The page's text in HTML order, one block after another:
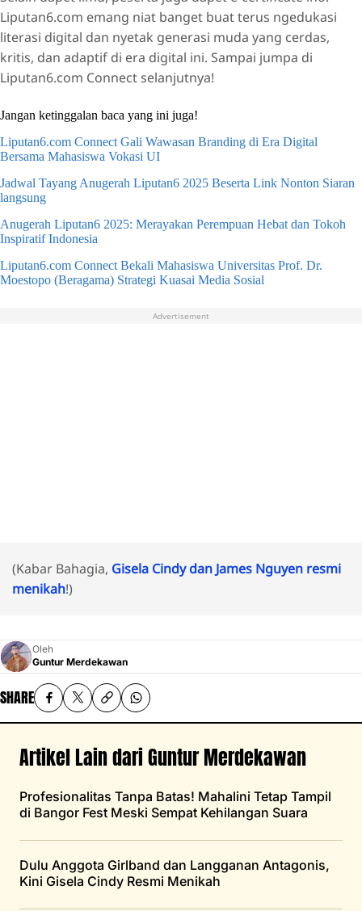
Liputan6.com emang niat banget buat terus ngedukasi
literasi digital dan nyetak generasi muda yang cerdas,
kritis, dan adaptif di era digital ini. Sampai jumpa di
Liputan6.com Connect selanjutnya!
Jangan ketinggalan baca yang ini juga!
Liputan6.com Connect Gali Wawasan Branding di Era Digital
Bersama Mahasiswa Vokasi UI
Jadwal Tayang Anugerah Liputan6 2025 Beserta Link Nonton Siaran
langsung
Anugerah Liputan6 2025: Merayakan Perempuan Hebat dan Tokoh
Inspiratif Indonesia
Liputan6.com Connect Bekali Mahasiswa Universitas Prof. Dr.
Moestopo (Beragama) Strategi Kuasai Media Sosial
Advertisement
(Kabar Bahagia, Gisela Cindy dan James Nguyen resmi
menikah!)
Oleh
Guntur Merdekawan
SHARE
Artikel Lain dari Guntur Merdekawan
Profesionalitas Tanpa Batas! Mahalini Tetap Tampil
di Bangor Fest Meski Sempat Kehilangan Suara
Dulu Anggota Girlband dan Langganan Antagonis,
Kini Gisela Cindy Resmi Menikah